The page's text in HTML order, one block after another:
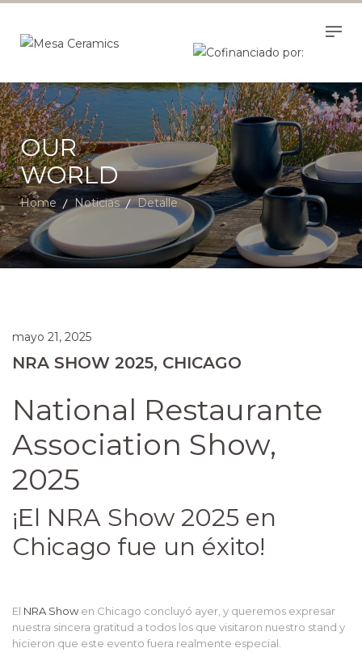
OUR
WORLD
Home Noticias Detalle
mayo 21, 2025
NRA SHOW 2025, CHICAGO
National Restaurante
Association Show,
2025
¡El NRA Show 2025 en
Chicago fue un éxito!
El NRA Showen Chicago concluyó ayer, y queremos expresar
nuestra sincera gratitud a todos los que visitaron nuestro stand y
hicieron que este evento fuera realmente especial.